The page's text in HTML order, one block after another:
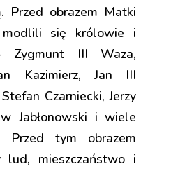
Przed obrazem Matki
modlili się królowie i
Zygmunt III Waza,
Kazimierz, Jan III
Czarniecki, Jerzy
Jabłonowski i wiele
Przed tym obrazem
lud, mieszczaństwo i